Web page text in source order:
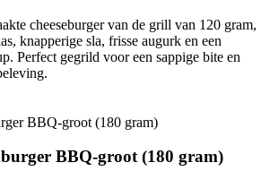
cheeseburger van de grill van 120 gram,
knapperige sla, frisse augurk en een
Perfect gegrild voor een sappige bite en
BBQ-groot (180 gram)